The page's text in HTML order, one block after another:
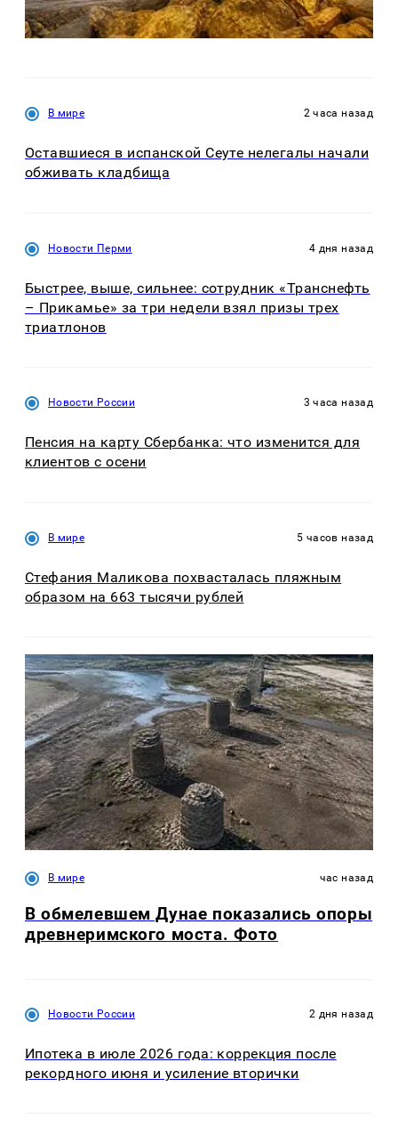
В мире 2 часа назад
Оставшиеся в испанской Сеуте нелегалы начали
обживать кладбища
Новости Перми 4 дня назад
Быстрее, выше, сильнее: сотрудник «Транснефть
– Прикамье» за три недели взял призы трех
триатлонов
Новости России 3 часа назад
Пенсия на карту Сбербанка: что изменится для
клиентов с осени
В мире 5 часов назад
Стефания Маликова похвасталась пляжным
образом на 663 тысячи рублей
В мире час назад
В обмелевшем Дунае показались опоры
древнеримского моста. Фото
Новости России 2 дня назад
Ипотека в июле 2026 года: коррекция после
рекордного июня и усиление вторички